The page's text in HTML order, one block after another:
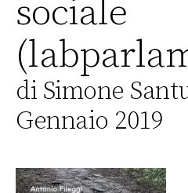
sociale
di Simone
Gennaio 2019